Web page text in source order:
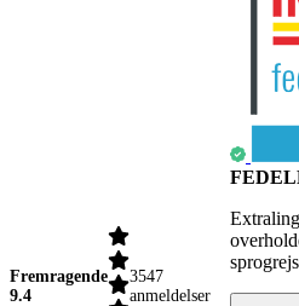
Fremragende
9.4
3547
anmeldelser